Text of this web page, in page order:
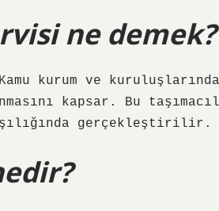
ne demek?
kurum ve
kapsar. Bu
gerçekleştirilir.